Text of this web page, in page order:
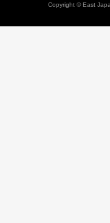
Copyright © East